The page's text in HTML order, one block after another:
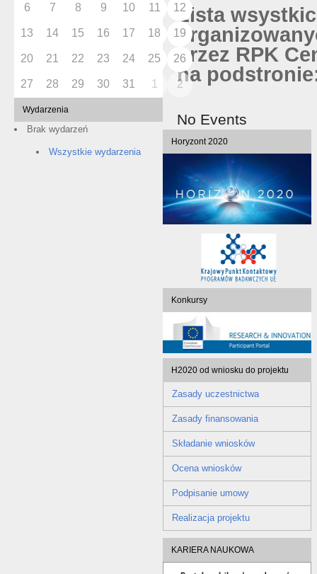
6 7 8 9 10 11 12
13 14 15 16 17 18 19
20 21 22 23 24 25 26
27 28 29 30 31 1 2
Wydarzenia
Brak wydarzeń
Wszystkie wydarzenia
Lista
przez RPK
na
No Events
Horyzont 2020
Konkursy
H2020 od wniosku do projektu
Zasady uczestnictwa
Zasady finansowania
Składanie wniosków
Ocena wniosków
Podpisanie umowy
Realizacja projektu
KARIERA NAUKOWA